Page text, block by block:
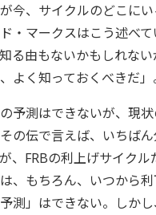
今、サイクルのどこに
・マークスはこう述べ
る由もないかもしれな
よく知っておくべきだ」
予測はできないが、現
の伝で言えば、いちば
、FRBの利上げサイクル
、もちろん、いつから
測」はできない。しか